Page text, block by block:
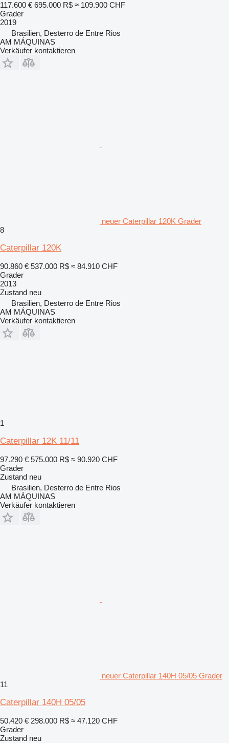
117.600 € 695.000 R$ ≈ 109.900 CHF
Grader
2019
Brasilien, Desterro de Entre Rios
AM MÁQUINAS
Verkäufer kontaktieren
neuer Caterpillar 120K Grader
8
Caterpillar 120K
90.860 € 537.000 R$ ≈ 84.910 CHF
Grader
2013
Zustand neu
Brasilien, Desterro de Entre Rios
AM MÁQUINAS
Verkäufer kontaktieren
1
Caterpillar 12K 11/11
97.290 € 575.000 R$ ≈ 90.920 CHF
Grader
Zustand neu
Brasilien, Desterro de Entre Rios
AM MÁQUINAS
Verkäufer kontaktieren
neuer Caterpillar 140H 05/05 Grader
11
Caterpillar 140H 05/05
50.420 € 298.000 R$ ≈ 47.120 CHF
Grader
Zustand neu